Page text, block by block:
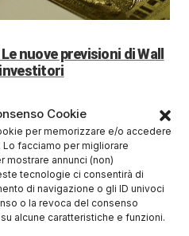
Cookie
per memorizzare e/o accedere
facciamo per migliorare
mostrare annunci (non)
tecnologie ci consentirà di
di navigazione o gli ID univoci
o la revoca del consenso
alcune caratteristiche e funzioni.
nuove previsioni di Wall